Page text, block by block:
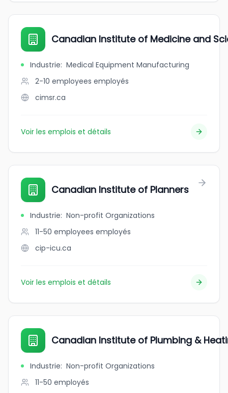
Canadian Institute of Medicine and
Industrie: Medical Equipment Manufacturing
2-10 employees employés
cimsr.ca
Voir les emplois et détails
Canadian Institute of Planners
Industrie: Non-profit Organizations
11-50 employees employés
cip-icu.ca
Voir les emplois et détails
Canadian Institute of Plumbing &
Industrie: Non-profit Organizations
11-50 employés